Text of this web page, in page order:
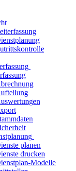
planen
drucken
Modelle